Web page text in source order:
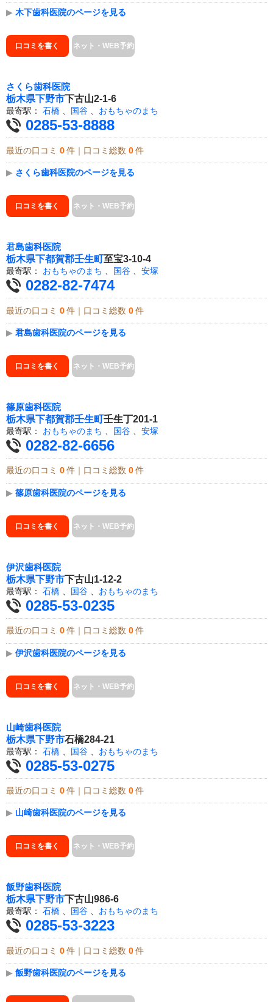
▶ 木下歯科医院のページを見る
口コミを書く ネット・WEB予約
さくら歯科医院
栃木県下野市下古山2-1-6
最寄駅： 石橋 、 国谷 、 おもちゃのまち
0285-53-8888
最近の口コミ 0 件｜口コミ総数 0 件
▶ さくら歯科医院のページを見る
口コミを書く ネット・WEB予約
君島歯科医院
栃木県下都賀郡壬生町至宝3-10-4
最寄駅： おもちゃのまち 国谷 安塚
0282-82-7474
最近の口コミ 0 件｜口コミ総数 0 件
▶ 君島歯科医院のページを見る
口コミを書く ネット・WEB予約
篠原歯科医院
栃木県下都賀郡壬生町壬生丁201-1
最寄駅： おもちゃのまち 国谷 安塚
0282-82-6656
最近の口コミ 0 件｜口コミ総数 0 件
▶ 篠原歯科医院のページを見る
口コミを書く ネット・WEB予約
伊沢歯科医院
栃木県下野市下古山1-12-2
最寄駅： 石橋 国谷 おもちゃのまち
0285-53-0235
最近の口コミ 0 件｜口コミ総数 0 件
▶ 伊沢歯科医院のページを見る
口コミを書く ネット・WEB予約
山崎歯科医院
栃木県下野市石橋284-21
最寄駅： 石橋 国谷 おもちゃのまち
0285-53-0275
最近の口コミ 0 件｜口コミ総数 0 件
▶ 山崎歯科医院のページを見る
口コミを書く ネット・WEB予約
飯野歯科医院
栃木県下野市下古山986-6
最寄駅： 石橋 、 国谷 、 おもちゃのまち
0285-53-3223
最近の口コミ 0 件｜口コミ総数 0 件
▶ 飯野歯科医院のページを見る